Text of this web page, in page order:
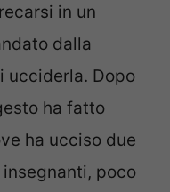
in un
dalla
ucciderla. Dopo
ha fatto
ha ucciso due
poco